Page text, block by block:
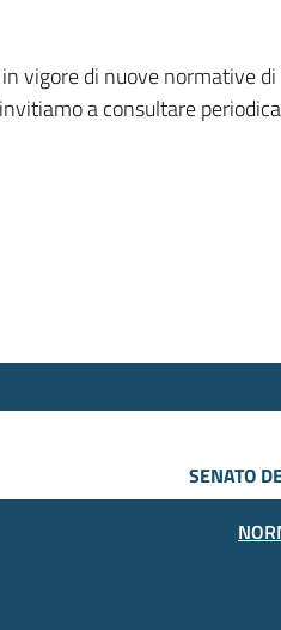
vigore di nuove normative
a consultare
SENATO